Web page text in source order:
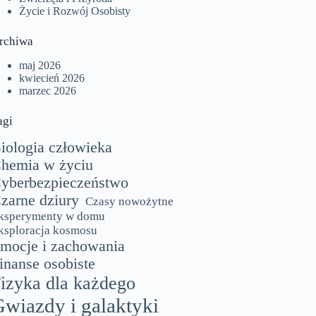
Życie i Rozwój Osobisty
maj 2026
kwiecień 2026
marzec 2026
człowieka
w życiu
dziury Czasy nowożytne
w domu
kosmosu
i zachowania
osobiste
dla każdego
i galaktyki